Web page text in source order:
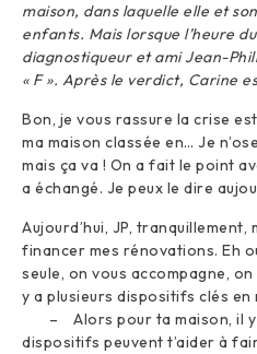
maison, dans laquelle elle et
enfants. Mais lorsque l’heure
diagnostiqueur et ami Jean-
« F ». Après le verdict, Carine
Bon, je vous rassure la crise
ma maison classée en… Je
mais ça va ! On a fait le point
a échangé. Je peux le dire
Aujourd’hui, JP, tranquillement,
financer mes rénovations. Eh
seule, on vous accompagne,
y a plusieurs dispositifs clés en
– Alors pour ta maison, il y
dispositifs peuvent t’aider à